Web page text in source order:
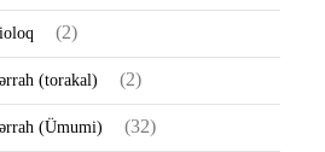
(2)
(torakal) (2)
(Ümumi) (32)